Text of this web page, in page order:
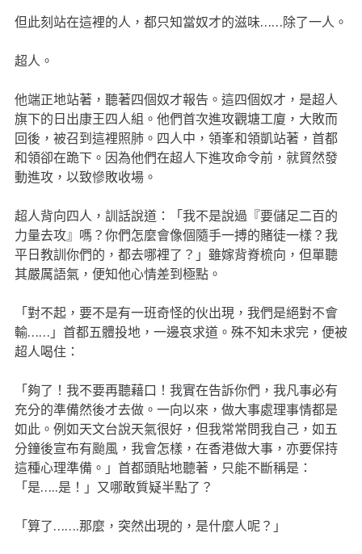
但此刻站在這裡的人，都只知當奴才的滋味……除了一人。
超人。
他端正地站著，聽著四個奴才報告。這四個奴才，是超人
旗下的日出康王四人組。他們首次進攻觀塘工廈，大敗而
回後，被召到這裡照肺。四人中，領峯和領凱站著，首都
和領卻在跪下。因為他們在超人下進攻命令前，就貿然發
動進攻，以致慘敗收場。
超人背向四人，訓話說道：「我不是說過『要儲足二百的
力量去攻』嗎？你們怎麼會像個隨手一搏的賭徒一樣？我
平日教訓你們的，都去哪裡了？」雖嫁背脊梳向，但單聽
其嚴厲語氣，便知他心情差到極點。
「對不起，要不是有一班奇怪的伙出現，我們是絕對不會
輸……」首都五體投地，一邊哀求道。殊不知未求完，便被
超人喝住：
「夠了！我不要再聽藉口！我實在告訴你們，我凡事必有
充分的準備然後才去做。一向以來，做大事處理事情都是
如此。例如天文台說天氣很好，但我常常問我自己，如五
分鐘後宣布有颱風，我會怎樣，在香港做大事，亦要保持
這種心理準備。」首都頭貼地聽著，只能不斷稱是：
「是…..是！」又哪敢質疑半點了？
「算了…….那麼，突然出現的，是什麼人呢？」